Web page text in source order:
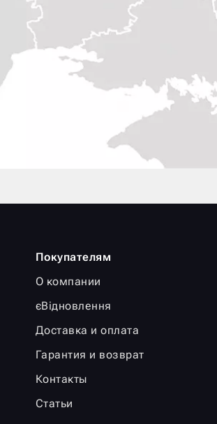
Покупателям
О компании
єВідновлення
Доставка и оплата
Гарантия и возврат
Контакты
Статьи